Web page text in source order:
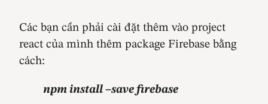
Các bạn cần phải cài đặt thêm vào project
react của mình thêm package Firebase bằng
cách:
npm install –save firebase